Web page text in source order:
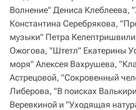
Волнение" Дениса Клеблеева,
Константина Серебрякова,
музыки" Петра
Ожогова, "Штетл" Екатерины
моря" Алексея Вахрушева,
Астрецовой, "Сокровенный
Либерова, "В поисках
Веревкиной и "Уходящая